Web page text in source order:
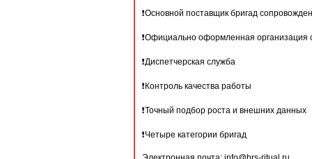
❗️Основной поставщик бригад
❗️Официально оформленная организация
❗️Диспетчерская служба
❗️Контроль качества работы
❗️Точный подбор роста и внешних данных
❗️Четыре категории бригад